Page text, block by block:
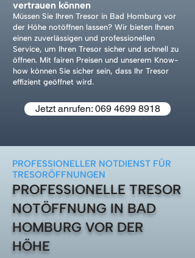
vertrauen können
Müssen Sie Ihren Tresor in Bad Homburg vor
der Höhe notöffnen lassen? Wir bieten Ihnen
einen zuverlässigen und professionellen
Service, um Ihren Tresor sicher und schnell zu
öffnen. Mit fairen Preisen und unserem Know-
how können Sie sicher sein, dass Ihr Tresor
effizient geöffnet wird.
Jetzt anrufen: 069 4699 8918
PROFESSIONELLER NOTDIENST FÜR
TRESORÖFFNUNGEN
PROFESSIONELLE TRESOR
NOTÖFFNUNG IN BAD
HOMBURG VOR DER
HÖHE